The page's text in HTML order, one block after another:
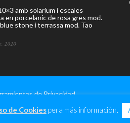
amb solarium i escales
en porcelanic de rosa gres mod.
stone i terrassa mod. Tao
2020
de Privacidad
de Cookies pera más información.